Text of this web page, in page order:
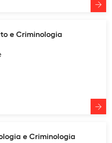
e Criminologia
e Criminologia